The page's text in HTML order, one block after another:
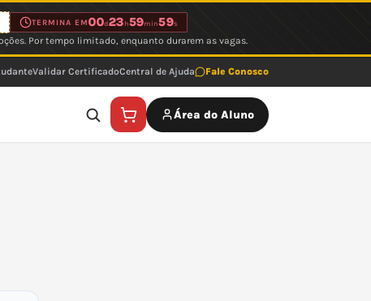
TERMINA EM00d23 h59min59s
Por tempo limitado, enquanto durarem as vagas.
Validar CertificadoCentral de Ajuda Fale Conosco
Área do Aluno